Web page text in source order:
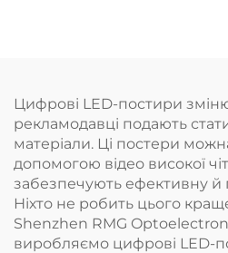
Цифрові LED-постири
рекламодавці подають
матеріали. Ці постери
допомогою відео високої
забезпечують ефективну
Ніхто не робить цього
Shenzhen RMG
виробляємо цифрові LED-